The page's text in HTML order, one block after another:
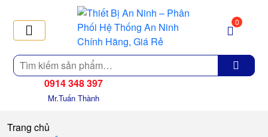
Tìm
kiếm
0
0914 348 397
Mr.Tuấn Thành
Trang chủ